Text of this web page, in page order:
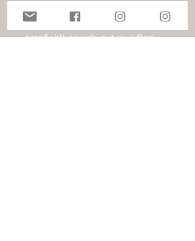
Sonnenuntergangs und der stillen
Einkehr. Nach dem Räuchern
empfiehlt es sich, gut zu lüften,